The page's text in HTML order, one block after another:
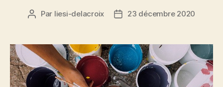
Auteur
Par liesi-delacroix
Date23 décembre 2020